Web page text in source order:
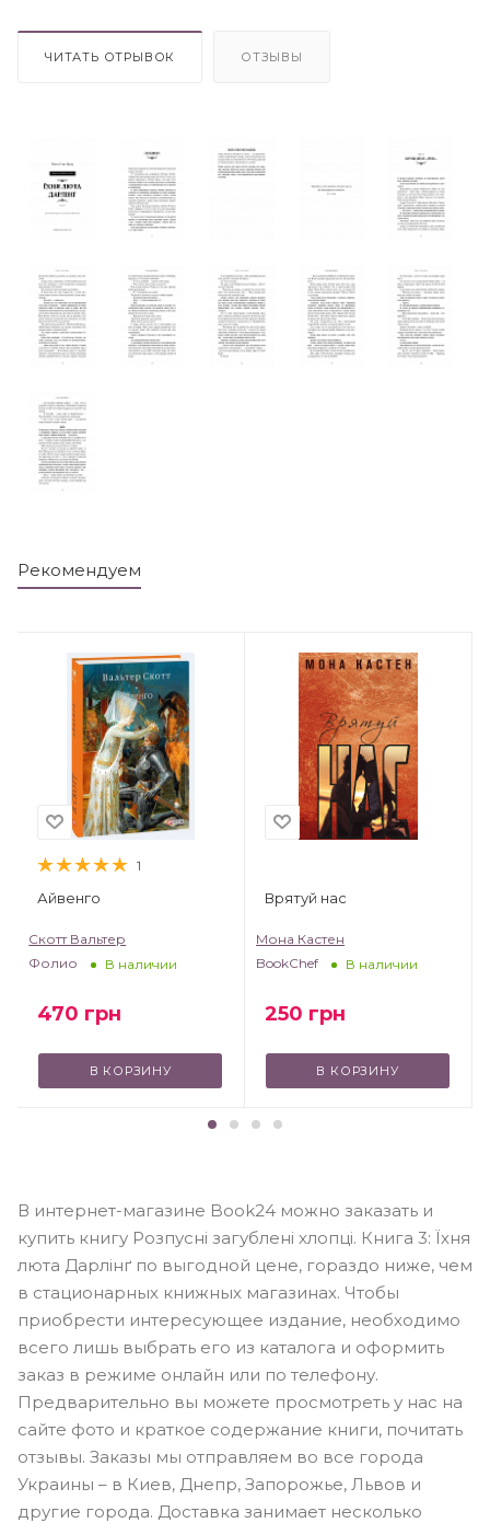
ЧИТАТЬ ОТРЫВОК ОТЗЫВЫ
Рекомендуем
1
Айвенго
Скотт Вальтер
Фолио
В наличии
470 грн
В КОРЗИНУ
Врятуй нас
Мона Кастен
BookChef
В наличии
250 грн
В КОРЗИНУ
В интернет-магазине Book24 можно заказать и
купить книгу Розпусні загублені хлопці. Книга 3: Їхня
люта Дарлінґ по выгодной цене, гораздо ниже, чем
в стационарных книжных магазинах. Чтобы
приобрести интересующее издание, необходимо
всего лишь выбрать его из каталога и оформить
заказ в режиме онлайн или по телефону.
Предварительно вы можете просмотреть у нас на
сайте фото и краткое содержание книги, почитать
отзывы. Заказы мы отправляем во все города
Украины – в Киев, Днепр, Запорожье, Львов и
другие города. Доставка занимает несколько